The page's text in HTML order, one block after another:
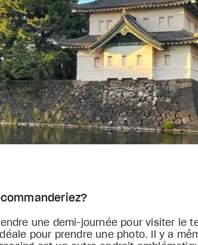
une demi-journée pour visiter le
pour prendre une photo. Il y a